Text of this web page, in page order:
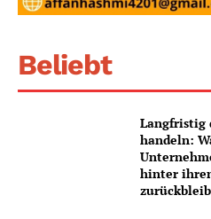
Beliebt
Langfristig
handeln:
hinter